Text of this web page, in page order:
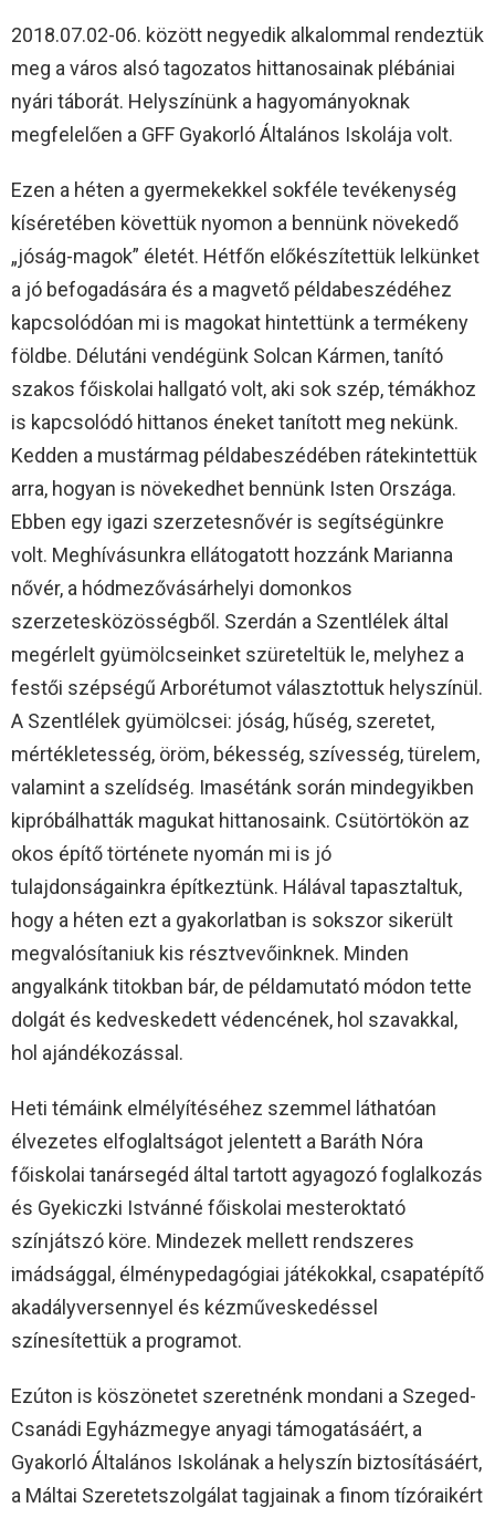
2018.07.02-06. között negyedik alkalommal rendeztük
meg a város alsó tagozatos hittanosainak plébániai
nyári táborát. Helyszínünk a hagyományoknak
megfelelően a GFF Gyakorló Általános Iskolája volt.
Ezen a héten a gyermekekkel sokféle tevékenység
kíséretében követtük nyomon a bennünk növekedő
„jóság-magok” életét. Hétfőn előkészítettük lelkünket
a jó befogadására és a magvető példabeszédéhez
kapcsolódóan mi is magokat hintettünk a termékeny
földbe. Délutáni vendégünk Solcan Kármen, tanító
szakos főiskolai hallgató volt, aki sok szép, témákhoz
is kapcsolódó hittanos éneket tanított meg nekünk.
Kedden a mustármag példabeszédében rátekintettük
arra, hogyan is növekedhet bennünk Isten Országa.
Ebben egy igazi szerzetesnővér is segítségünkre
volt. Meghívásunkra ellátogatott hozzánk Marianna
nővér, a hódmezővásárhelyi domonkos
szerzetesközösségből. Szerdán a Szentlélek által
megérlelt gyümölcseinket szüreteltük le, melyhez a
festői szépségű Arborétumot választottuk helyszínül.
A Szentlélek gyümölcsei: jóság, hűség, szeretet,
mértékletesség, öröm, békesség, szívesség, türelem,
valamint a szelídség. Imasétánk során mindegyikben
kipróbálhatták magukat hittanosaink. Csütörtökön az
okos építő története nyomán mi is jó
tulajdonságainkra építkeztünk. Hálával tapasztaltuk,
hogy a héten ezt a gyakorlatban is sokszor sikerült
megvalósítaniuk kis résztvevőinknek. Minden
angyalkánk titokban bár, de példamutató módon tette
dolgát és kedveskedett védencének, hol szavakkal,
hol ajándékozással.
Heti témáink elmélyítéséhez szemmel láthatóan
élvezetes elfoglaltságot jelentett a Baráth Nóra
főiskolai tanársegéd által tartott agyagozó foglalkozás
és Gyekiczki Istvánné főiskolai mesteroktató
színjátszó köre. Mindezek mellett rendszeres
imádsággal, élménypedagógiai játékokkal, csapatépítő
akadályversennyel és kézműveskedéssel
színesítettük a programot.
Ezúton is köszönetet szeretnénk mondani a Szeged-
Csanádi Egyházmegye anyagi támogatásáért, a
Gyakorló Általános Iskolának a helyszín biztosításáért,
a Máltai Szeretetszolgálat tagjainak a finom tízóraikért